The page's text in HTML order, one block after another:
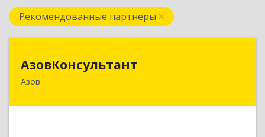
Рекомендованные партнеры
АзовКонсультант
Азов
346780, Ростовская обл, Азов г, Петровский б-р,